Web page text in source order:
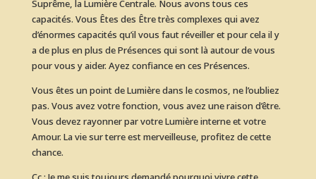
Suprême, la Lumière Centrale. Nous avons tous ces
capacités. Vous Êtes des Être très complexes qui avez
d’énormes capacités qu’il vous faut réveiller et pour cela il y
a de plus en plus de Présences qui sont là autour de vous
pour vous y aider. Ayez confiance en ces Présences.
Vous êtes un point de Lumière dans le cosmos, ne l’oubliez
pas. Vous avez votre fonction, vous avez une raison d’être.
Vous devez rayonner par votre Lumière interne et votre
Amour. La vie sur terre est merveilleuse, profitez de cette
chance.